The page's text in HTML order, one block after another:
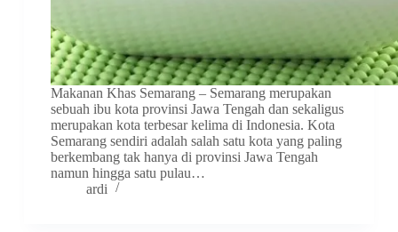
Makanan Khas Semarang – Semarang merupakan
sebuah ibu kota provinsi Jawa Tengah dan sekaligus
merupakan kota terbesar kelima di Indonesia. Kota
Semarang sendiri adalah salah satu kota yang paling
berkembang tak hanya di provinsi Jawa Tengah
namun hingga satu pulau…
ardi